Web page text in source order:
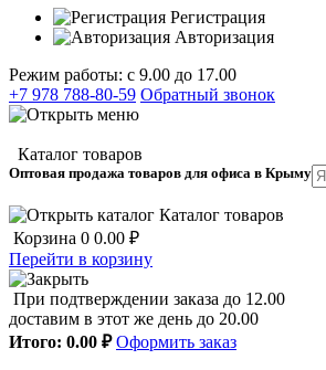
Регистрация
Авторизация
Режим работы: с 9.00 до 17.00
+7 978 788-80-59 Обратный звонок
Каталог товаров
Оптовая продажа товаров для офиса в Крыму
Каталог товаров
Корзина 0 0.00 ₽
Перейти в корзину
При подтверждении заказа до 12.00
доставим в этот же день до 20.00
Итого: 0.00 ₽ Оформить заказ